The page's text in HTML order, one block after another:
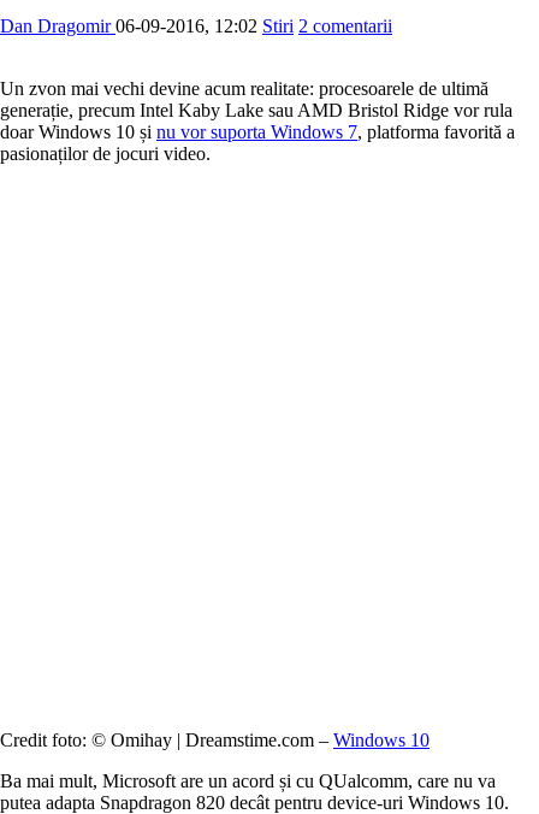
Dan Dragomir 06-09-2016, 12:02 Stiri 2 comentarii
Un zvon mai vechi devine acum realitate: procesoarele de ultimă
generație, precum Intel Kaby Lake sau AMD Bristol Ridge vor rula
doar Windows 10 și nu vor suporta Windows 7, platforma favorită a
pasionaților de jocuri video.
Credit foto: © Omihay | Dreamstime.com – Windows 10
Ba mai mult, Microsoft are un acord și cu QUalcomm, care nu va
putea adapta Snapdragon 820 decât pentru device-uri Windows 10.